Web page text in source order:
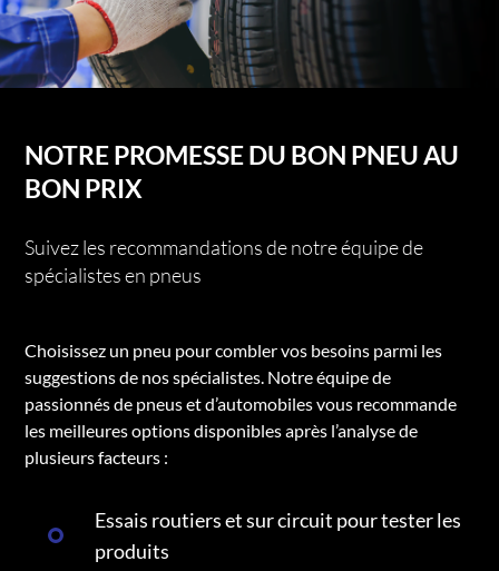
NOTRE PROMESSE DU BON PNEU AU
BON PRIX
Suivez les recommandations de notre équipe de
spécialistes en pneus
Choisissez un pneu pour combler vos besoins parmi les
suggestions de nos spécialistes. Notre équipe de
passionnés de pneus et d’automobiles vous recommande
les meilleures options disponibles après l’analyse de
plusieurs facteurs :
Essais routiers et sur circuit pour tester les
produits